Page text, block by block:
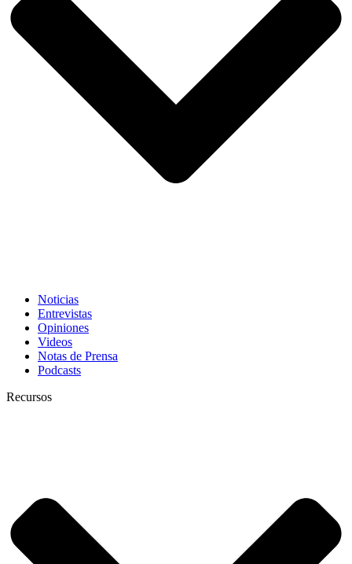
Noticias
Entrevistas
Opiniones
Videos
Notas de Prensa
Podcasts
Recursos